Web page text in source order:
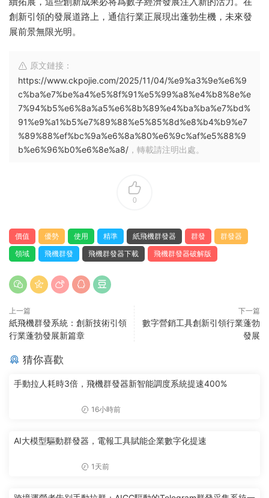
創新引領的發展道路上，通信行業正展現出蓬勃生機，未來發
展前景無限光明。
原文鏈接：
https://www.ckpojie.com/2025/11/04/%e9%a3%9e%e6%9
c%ba%e7%be%a4%e5%8f%91%e5%99%a8%e4%b8%8e%e
7%94%b5%e6%8a%a5%e6%8b%89%e4%ba%ba%e7%bd%
91%e9%a1%b5%e7%89%88%e5%85%8d%e8%b4%b9%e7
%89%88%ef%bc%9a%e6%8a%80%e6%9c%af%e5%88%9
b%e6%96%b0%e6%8e%a8/ ，轉載請注明出處。
0
價值 優勢 使用 精準 紙飛機群發器 群發
群發器
領域
飛機群發 飛機群發器下載 飛機群發器破解版
上一篇
紙飛機群發系統：創新技術引領
行業蓬勃發展新篇章
下一篇
數字營銷工具創新引領行業蓬勃
發展
猜你喜歡
手動拉人耗時3倍，飛機群發器新智能調度系統提速400%
16小時前
AI大模型驅動群發器，電報工具賦能企業數字化提速
1天前